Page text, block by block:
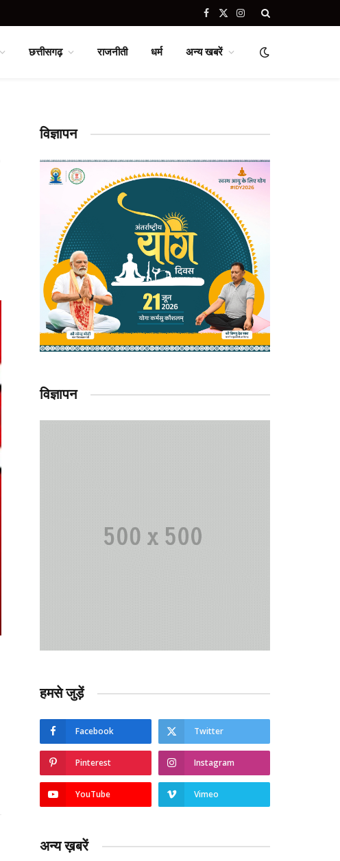
Facebook
X
Instagram
छत्तीसगढ़ राजनीती धर्म अन्य खबरें
विज्ञापन
विज्ञापन
हमसे जुड़ें
Facebook Twitter
Pinterest Instagram
YouTube Vimeo
अन्य ख़बरें